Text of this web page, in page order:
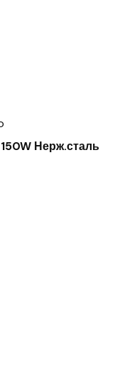
Нерж.сталь